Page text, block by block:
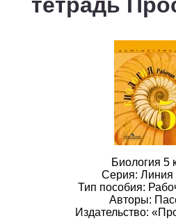
2 3 4 5 6
5 6
5 6
4 5 6
Биология 5
Серия: Линия
Тип пособия:
Авторы:
Издательство: